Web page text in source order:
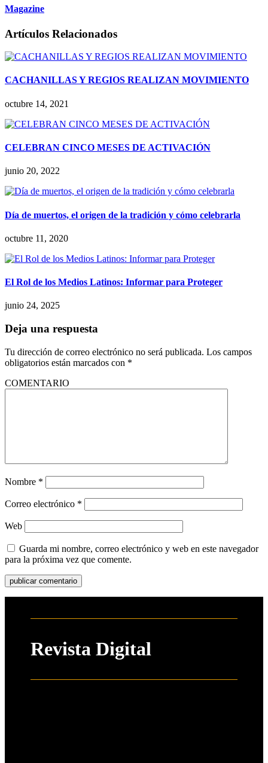
Magazine
Artículos Relacionados
CACHANILLAS Y REGIOS REALIZAN MOVIMIENTO
octubre 14, 2021
CELEBRAN CINCO MESES DE ACTIVACIÓN
junio 20, 2022
Día de muertos, el origen de la tradición y cómo celebrarla
octubre 11, 2020
El Rol de los Medios Latinos: Informar para Proteger
junio 24, 2025
Deja una respuesta
Tu dirección de correo electrónico no será publicada. Los campos
obligatorios están marcados con *
COMENTARIO
Nombre *
Correo electrónico *
Web
Guarda mi nombre, correo electrónico y web en este navegador
para la próxima vez que comente.
Revista Digital